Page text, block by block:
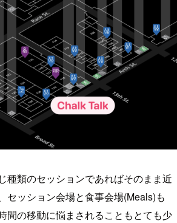
種類のセッションであればそのまま近
セッション会場と食事会場(Meals)も
間の移動に悩まされることもとても少